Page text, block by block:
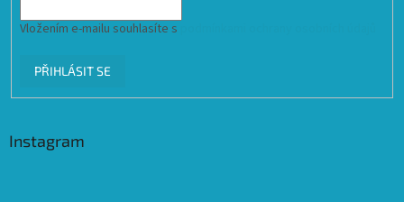
Vložením e-mailu souhlasíte s
PŘIHLÁSIT SE
Instagram